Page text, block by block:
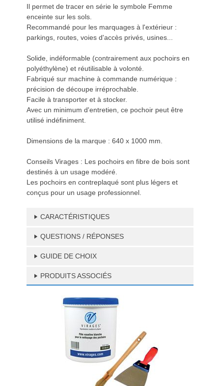
Il permet de tracer en série le symbole Femme
enceinte sur les sols.
Recommandé pour les marquages à l'extérieur :
parkings, routes, voies d'accès privés, usines...
Solide, indéformable (contrairement aux pochoirs en
polyéthylène) et réutilisable à volonté.
Fabriqué sur machine à commande numérique :
précision de découpe irréprochable.
Facile à transporter et à stocker.
Avec un minimum d'entretien, ce pochoir peut être
utilisé indéfiniment.
Dimensions de la marque : 640 x 1000 mm.
Conseils Virages : Les pochoirs en fibre de bois sont
destinés à un usage modéré.
Les pochoirs en contreplaqué sont plus légers et
conçus pour un usage professionnel.
CARACTÉRISTIQUES
QUESTIONS / RÉPONSES
GUIDE DE CHOIX
PRODUITS ASSOCIÉS